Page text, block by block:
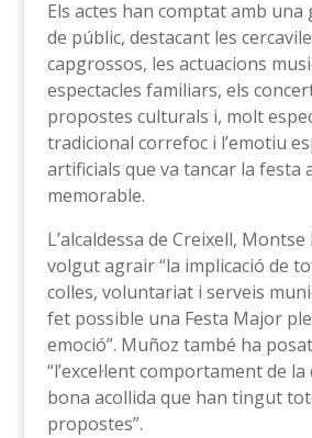
Els actes han comptat amb una
de públic, destacant les
capgrossos, les actuacions
espectacles familiars, els
propostes culturals i, molt
tradicional correfoc i l’emotiu
artificials que va tancar la festa
memorable.
L’alcaldessa de Creixell,
volgut agrair “la implicació de
colles, voluntariat i serveis
fet possible una Festa Major
emoció”. Muñoz també ha
“l’excel·lent comportament de
bona acollida que han tingut
propostes”.